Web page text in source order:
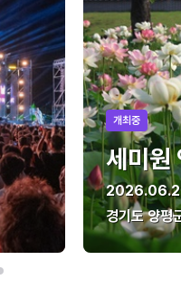
개최중
세미원
경기도 양평